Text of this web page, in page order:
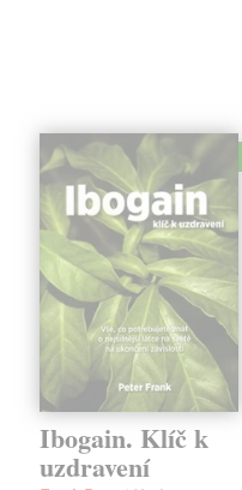
Ibogain. Klíč k
uzdravení